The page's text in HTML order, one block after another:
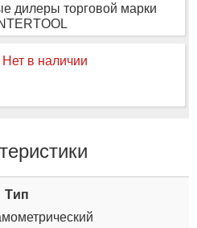
дилеры торговой марки
Нет в наличии
Tип